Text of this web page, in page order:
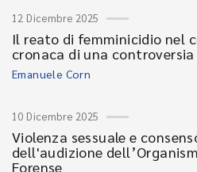
12 Dicembre 2025
Il reato di femminicidio nel
cronaca di una
Emanuele Corn
10 Dicembre 2025
Violenza sessuale e
dell'audizione
Forense